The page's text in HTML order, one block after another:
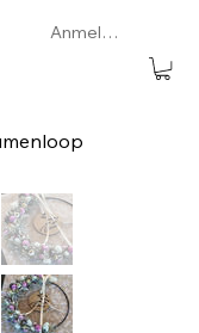
Anmelden